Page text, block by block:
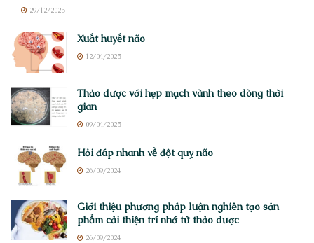
29/12/2025
Xuất huyết não
12/04/2025
Thảo dược với hẹp mạch vành theo dòng thời
gian
09/04/2025
Hỏi đáp nhanh về đột quỵ não
26/09/2024
Giới thiệu phương pháp luận nghiên tạo sản
phẩm cải thiện trí nhớ từ thảo dược
26/09/2024